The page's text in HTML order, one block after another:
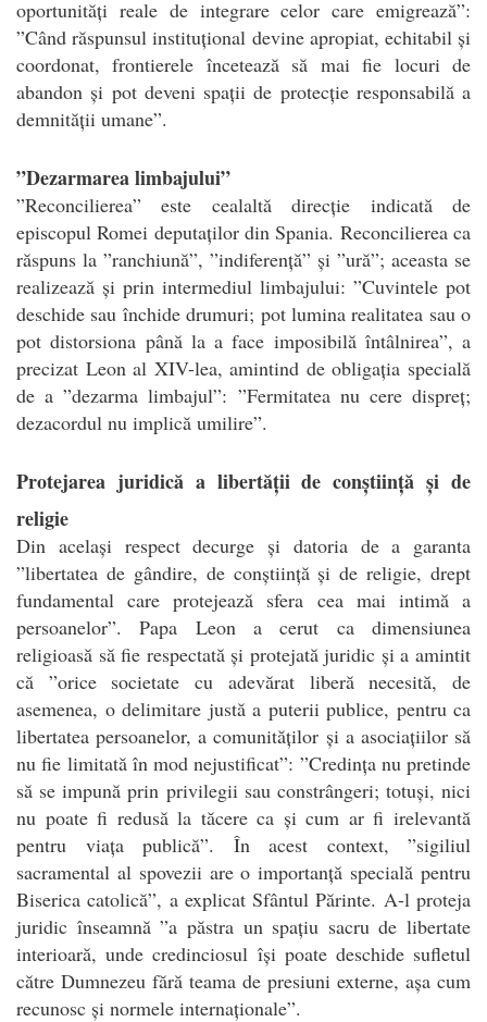
oportunități reale de integrare celor care emigrează”:
”Când răspunsul instituțional devine apropiat, echitabil și
coordonat, frontierele încetează să mai fie locuri de
abandon și pot deveni spații de protecție responsabilă a
demnității umane”.
”Dezarmarea limbajului”
”Reconcilierea” este cealaltă direcție indicată de
episcopul Romei deputaților din Spania. Reconcilierea ca
răspuns la ”ranchiună”, ”indiferență” și ”ură”; aceasta se
realizează și prin intermediul limbajului: ”Cuvintele pot
deschide sau închide drumuri; pot lumina realitatea sau o
pot distorsiona până la a face imposibilă întâlnirea”, a
precizat Leon al XIV-lea, amintind de obligația specială
de a ”dezarma limbajul”: ”Fermitatea nu cere dispreț;
dezacordul nu implică umilire”.
Protejarea juridică a libertății de conștiință și de
religie
Din același respect decurge și datoria de a garanta
”libertatea de gândire, de conștiință și de religie, drept
fundamental care protejează sfera cea mai intimă a
persoanelor”. Papa Leon a cerut ca dimensiunea
religioasă să fie respectată și protejată juridic și a amintit
că ”orice societate cu adevărat liberă necesită, de
asemenea, o delimitare justă a puterii publice, pentru ca
libertatea persoanelor, a comunităților și a asociațiilor să
nu fie limitată în mod nejustificat”: ”Credința nu pretinde
să se impună prin privilegii sau constrângeri; totuși, nici
nu poate fi redusă la tăcere ca și cum ar fi irelevantă
pentru viața publică”. În acest context, ”sigiliul
sacramental al spovezii are o importanță specială pentru
Biserica catolică”, a explicat Sfântul Părinte. A-l proteja
juridic înseamnă ”a păstra un spațiu sacru de libertate
interioară, unde credinciosul își poate deschide sufletul
către Dumnezeu fără teama de presiuni externe, așa cum
recunosc și normele internaționale”.